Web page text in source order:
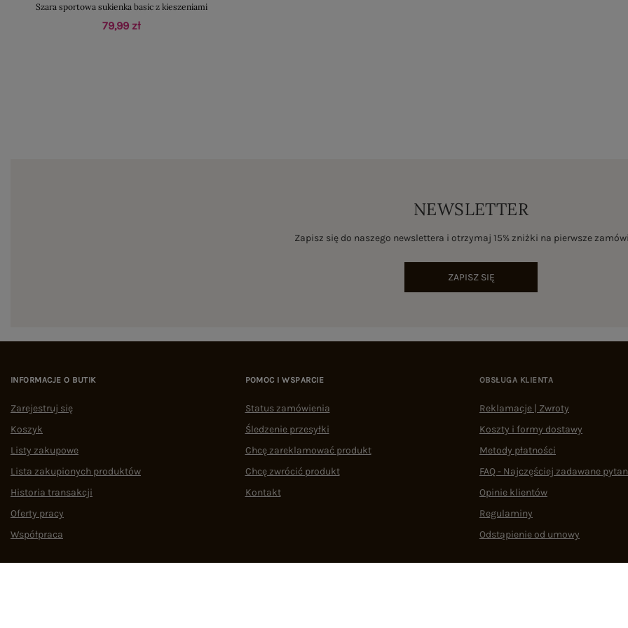
Szara sportowa sukienka basic z kieszeniami
79,99 zł
NEWSLETTER
Zapisz się do naszego newslettera i otrzymaj 15% zniżki na pierwsze
ZAPISZ SIĘ
INFORMACJE O BUTIK
Zarejestruj się
Koszyk
Listy zakupowe
Lista zakupionych produktów
Historia transakcji
Oferty pracy
Współpraca
POMOC I WSPARCIE
Status zamówienia
Śledzenie przesyłki
Chcę zareklamować produkt
Chcę zwrócić produkt
Kontakt
OBSŁUGA KLIENTA
Reklamacje | Zwroty
Koszty i formy dostawy
Metody płatności
FAQ - Najczęściej zadawane
Opinie klientów
Regulaminy
Odstąpienie od umowy